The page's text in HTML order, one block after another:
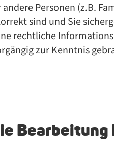
Personen (z.B.
sind und Sie
rechtliche
zur Kenntnis